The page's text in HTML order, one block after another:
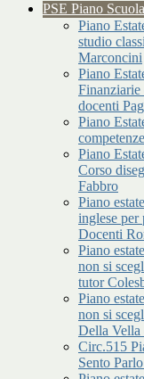
PSE Piano
Piano
studio
Marconcini
Piano
docenti
Piano
Piano
Corso
Fabbro
Piano
inglese
Docenti
Piano
non si
tutor
Piano
non si
Della Vella
Circ.515
Sento